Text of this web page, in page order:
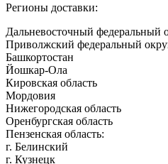
Регионы доставки:
Дальневосточный федеральный
Приволжский федеральный
Башкортостан
Йошкар-Ола
Кировская область
Мордовия
Нижегородская область
Оренбургская область
Пензенская область:
г. Белинский
г. Кузнецк